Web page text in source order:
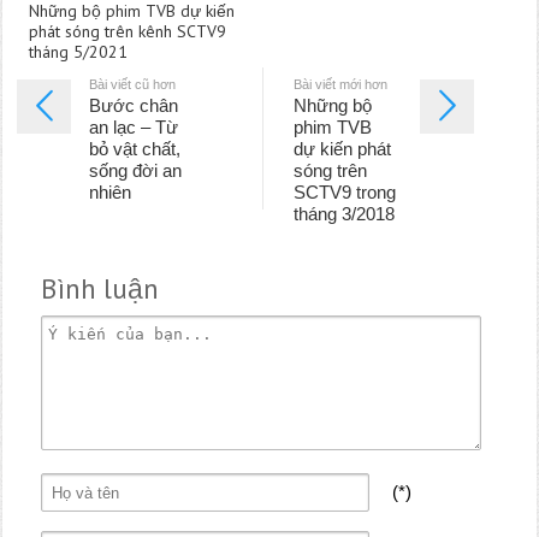
Những bộ phim TVB dự kiến
phát sóng trên kênh SCTV9
tháng 5/2021
Bài viết cũ hơn
Bước chân
an lạc – Từ
bỏ vật chất,
sống đời an
nhiên
Bài viết mới hơn
Những bộ
phim TVB
dự kiến phát
sóng trên
SCTV9 trong
tháng 3/2018
Bình luận
(*)